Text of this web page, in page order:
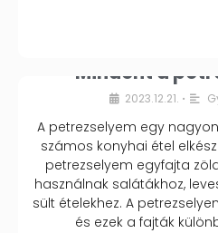
Mindent a
2023.12.21. •
A petrezselyem egy
számos konyhai étel
petrezselyem egyfajta
használnak salátákhoz,
sült ételekhez. A
és ezek a fajták